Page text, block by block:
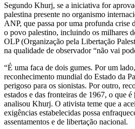
Segundo Khurj, se a iniciativa for
palestina presente no organismo
ANP, que passa por uma profunda crise
o povo palestino, incluindo os milhares
OLP (Organização pela Libertação
na qualidade de observador “não vai
“É uma faca de dois gumes. Por um
reconhecimento mundial do Estado da
perigoso para os sionistas. Por outro,
estados e das fronteiras de 1967, o que
analisou Khurj. O ativista teme que a
exigências estabelecidas possa
assentamentos e de libertação nacional.